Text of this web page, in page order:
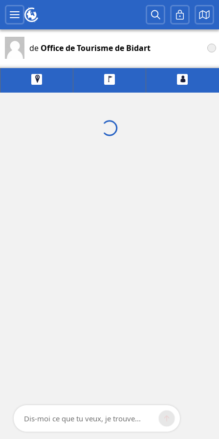
de Office de Tourisme de Bidart
Dis-moi ce que tu veux, je trouve...